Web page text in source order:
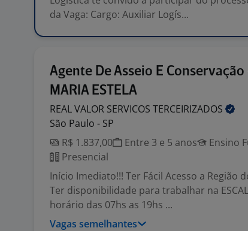
da Vaga: Cargo: Auxiliar Logís...
Agente De Asseio E Conservação
MARIA ESTELA
REAL VALOR SERVICOS TERCEIRIZADOS
São Paulo - SP
R$ 1.837,00
Entre 3 e 5 anos
Ensino
Presencial
Início Imediato!!! Ter Fácil Acesso a Região
Ter disponibilidade para trabalhar na
horário das 07hs as 19hs ...
Vagas semelhantes